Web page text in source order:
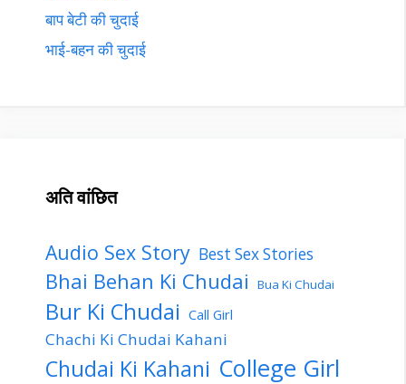
बाप बेटी की चुदाई
भाई-बहन की चुदाई
अति वांछित
Audio Sex Story Best Sex Stories
Bhai Behan Ki Chudai Bua Ki Chudai
Bur Ki Chudai Call Girl
Chachi Ki Chudai Kahani
Chudai Ki Kahani College Girl